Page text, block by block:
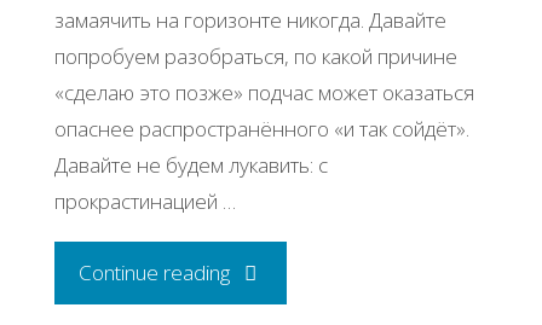
замаячить на горизонте никогда. Давайте
попробуем разобраться, по какой причине
«сделаю это позже» подчас может оказаться
опаснее распространённого «и так сойдёт».
Давайте не будем лукавить: с
прокрастинацией …
Continue reading"Как